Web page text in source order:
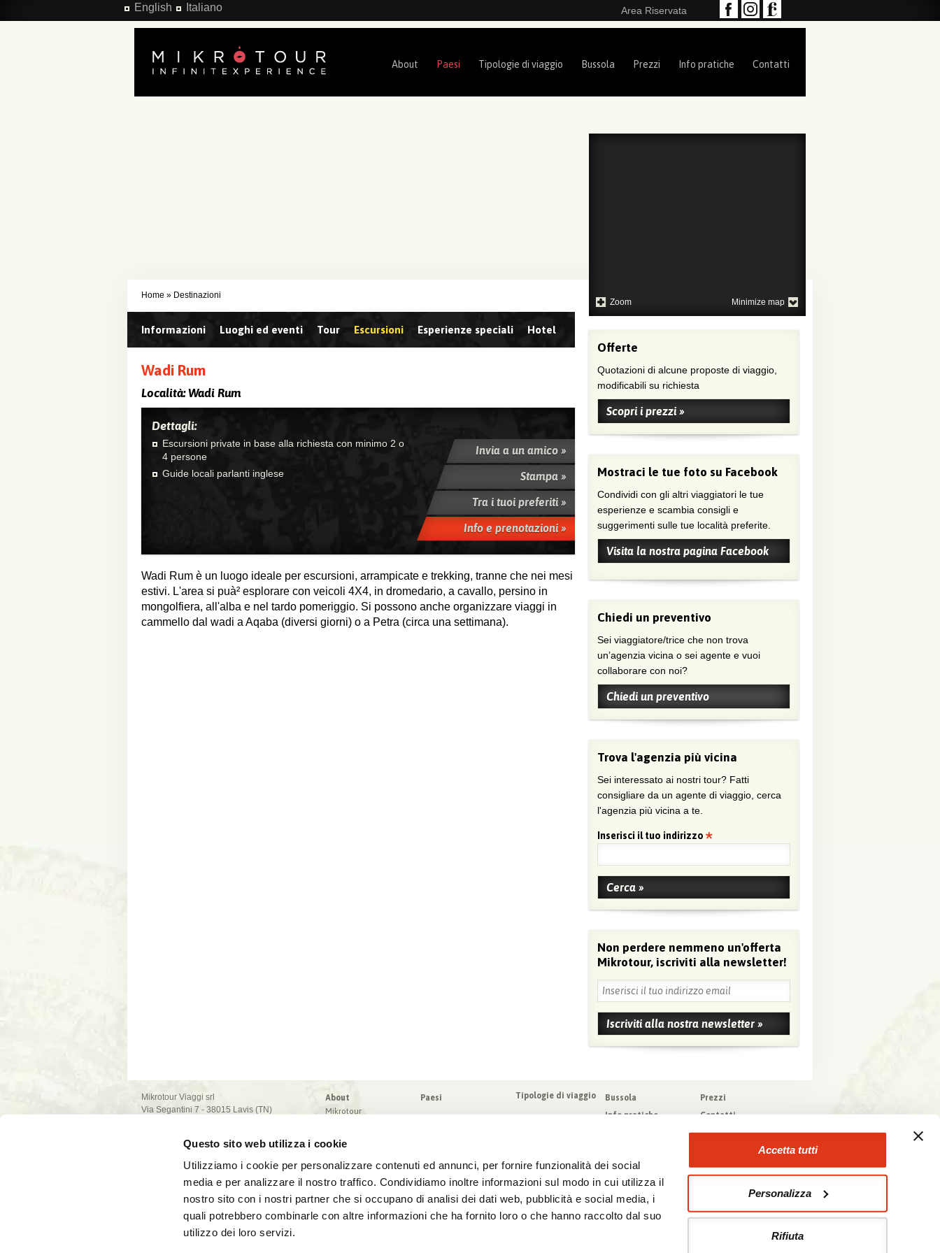
Questo sito web utilizza i cookie
Utilizziamo i cookie per personalizzare contenuti ed annunci, per fornire funzionalità dei social
media e per analizzare il nostro traffico. Condividiamo inoltre informazioni sul modo in cui utilizza il
nostro sito con i nostri partner che si occupano di analisi dei dati web, pubblicità e social media, i
quali potrebbero combinarle con altre informazioni che ha fornito loro o che hanno raccolto dal suo
utilizzo dei loro servizi.
Accetta tutti
Personalizza
Rifiuta
Salta al contenuto principale Area Riservata
English Italiano
About Paesi Tipologie di viaggio Bussola Prezzi Info pratiche Contatti
Home » Destinazioni
Informazioni Luoghi ed eventi Tour Escursioni Esperienze speciali Hotel
Wadi Rum
Località:Wadi Rum
Dettagli:
Escursioni private in base alla richiesta con minimo 2 o
4 persone
Guide locali parlanti inglese
Invia a un amico »
Stampa »
Tra i tuoi preferiti »
Info e prenotazioni »
Wadi Rum è un luogo ideale per escursioni, arrampicate e trekking, tranne che nei mesi
estivi. L'area si puà² esplorare con veicoli 4X4, in dromedario, a cavallo, persino in
mongolfiera, all'alba e nel tardo pomeriggio. Si possono anche organizzare viaggi in
cammello dal wadi a Aqaba (diversi giorni) o a Petra (circa una settimana).
Zoom Minimize map
Offerte
Quotazioni di alcune proposte di viaggio,
modificabili su richiesta
Scopri i prezzi »
Mostraci le tue foto su Facebook
Condividi con gli altri viaggiatori le tue
esperienze e scambia consigli e
suggerimenti sulle tue località preferite.
Visita la nostra pagina Facebook
Chiedi un preventivo
Sei viaggiatore/trice che non trova
un’agenzia vicina o sei agente e vuoi
collaborare con noi?
Chiedi un preventivo
Trova l'agenzia più vicina
Sei interessato ai nostri tour? Fatti
consigliare da un agente di viaggio, cerca
l'agenzia più vicina a te.
Inserisci il tuo indirizzo
Non perdere nemmeno un'offerta
Mikrotour, iscriviti alla newsletter!
Mikrotour Viaggi srl
Via Segantini 7 - 38015 Lavis (TN)
capitale sociale 10.000€
PEC: mikrotour @ legalmail.it
cookie policy
About
Mikrotour
Blog
Paesi Tipologie di viaggio Bussola
Prezzi
Info pratiche
Scheda tecnica
Contatti